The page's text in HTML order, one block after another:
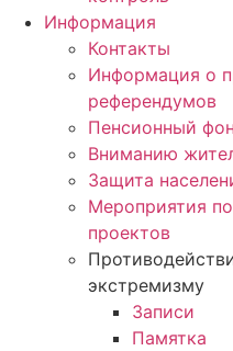
Информация
Контакты
Информация о
референдумов
Пенсионный
Вниманию
Защита
Мероприятия
проектов
экстремизму
Записи
Памятка